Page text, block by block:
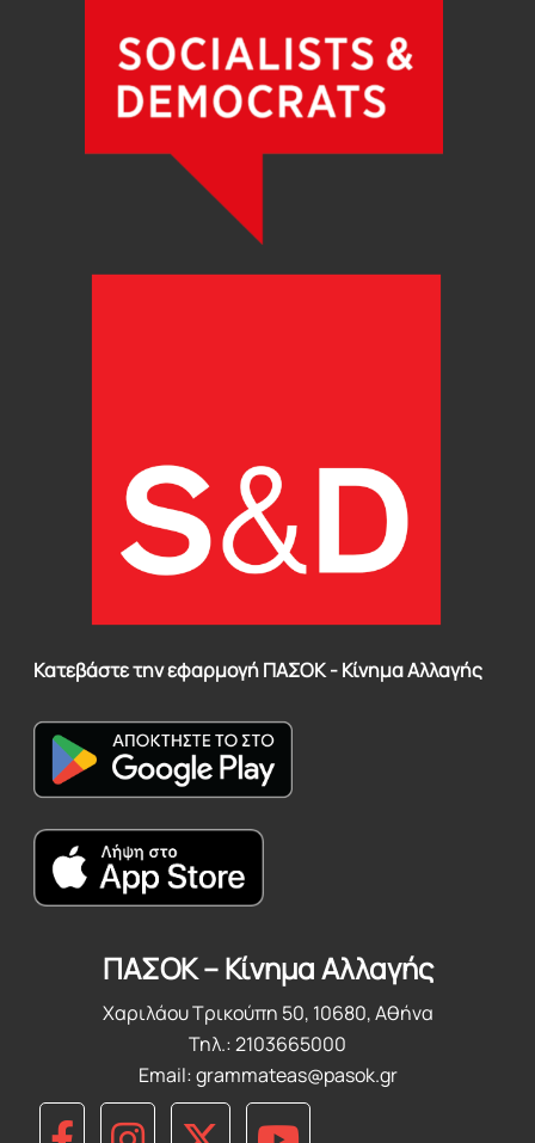
Κατεβάστε την εφαρμογή ΠΑΣΟΚ - Κίνημα Αλλαγής
ΠΑΣΟΚ – Κίνημα Αλλαγής
Χαριλάου Τρικούπη 50, 10680, Αθήνα
Τηλ.: 2103665000
Email:grammateas@pasok.gr